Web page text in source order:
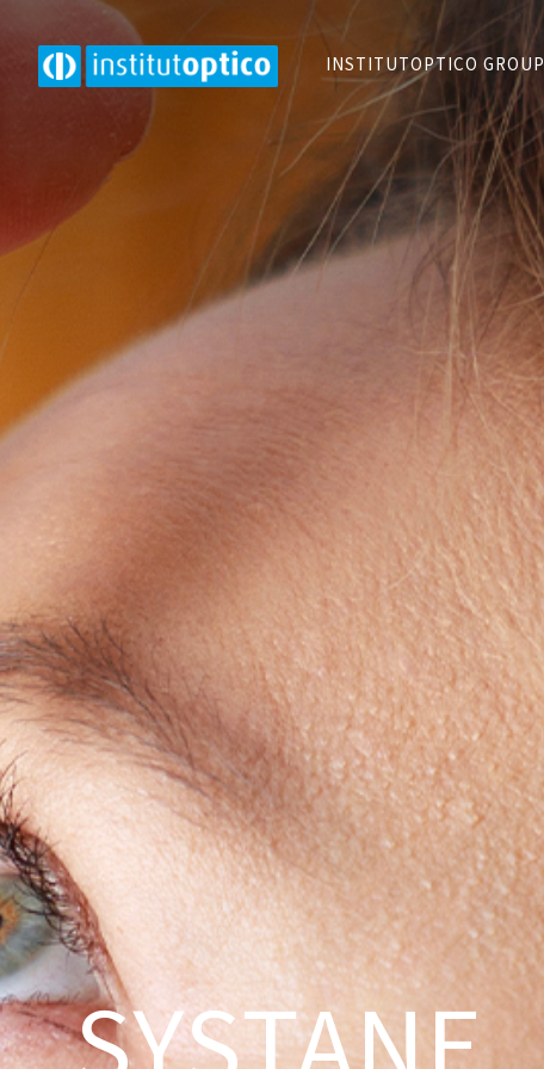
INSTITUTOPTICO GROUP